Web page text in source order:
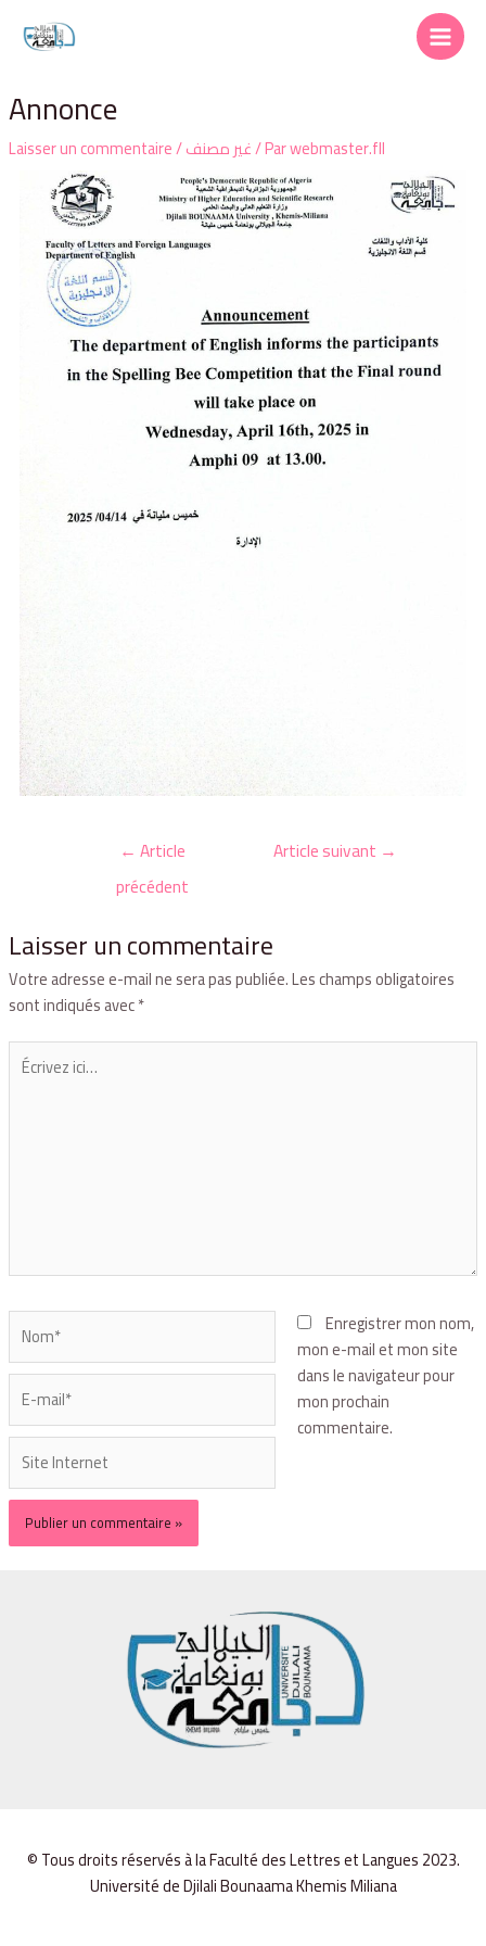
Annonce
Laisser un commentaire/غير مصنف/ Parwebmaster.fll
← Article
précédent
Article suivant →
Laisser un commentaire
Votre adresse e-mail ne sera pas publiée.Les champs obligatoires
sont indiqués avec*
Enregistrer mon nom,
mon e-mail et mon site
dans le navigateur pour
mon prochain
commentaire.
© Tous droits réservés à la Faculté des Lettres et Langues 2023.
Université de Djilali Bounaama Khemis Miliana